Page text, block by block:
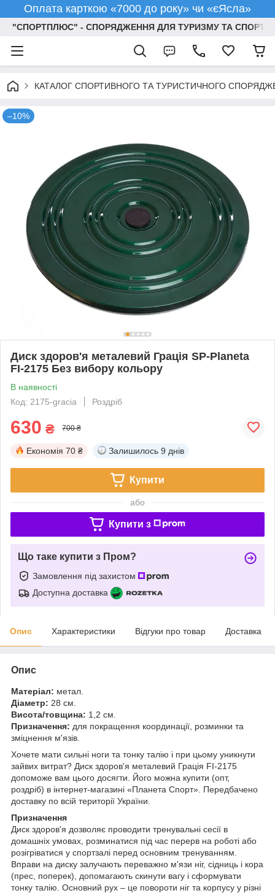
Оплата карткою «7000 до року» чи «єЯсла»
"СПОРТПЛЮС" - СПОРЯДЖЕННЯ ДЛЯ ТУРИЗМУ ТА СПОРТУ
КАТАЛОГ СПОРТИВНОГО ТА ТУРИСТИЧНОГО
–10%
Диск здоров'я металевий Грація SP-Planeta
FI-2175 Без вибору кольору
В наявності
Код: 2175-gracia
Роздріб
630 ₴ 700 ₴
Економія 70 ₴ Залишилось 9 днів
Купити
або
Купити з
Що таке купити з Пром?
Замовлення під захистом
Доступна доставка
Опис Характеристики Відгуки про товар Доставка
Опис
Матеріал: метал.
Діаметр: 28 см.
Висота/товщина: 1,2 см.
Призначення: для покращення координації, розминки та
зміцнення м'язів.
Хочете мати сильні ноги та тонку талію і при цьому уникнути
зайвих витрат? Диск здоров'я металевий Грація FI-2175
допоможе вам цього досягти. Його можна купити (опт,
роздріб) в інтернет-магазині «Планета Спорт». Передбачено
доставку по всій території України.
Призначення
Диск здоров'я дозволяє проводити тренувальні сесії в
домашніх умовах, розминатися під час перерв на роботі або
розігріватися у спортзалі перед основним тренуванням.
Вправи на диску залучають переважно м'язи ніг, сідниць і кора
(прес, поперек), допомагають скинути вагу і сформувати
тонку талію. Основний рух – це повороти ніг та корпусу у різні